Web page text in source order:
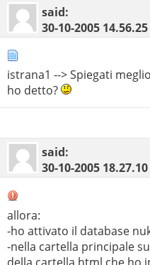
said:
30-10-2005 14.56.25
istrana1 --> Spiegati
ho detto?
said:
30-10-2005 18.27.10
allora:
-ho attivato il database
-nella cartella principale
della cartella html che ho